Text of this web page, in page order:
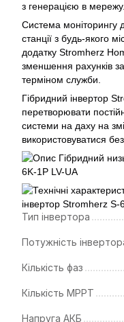
з генерацією в мережу.
Система моніторингу
станції з будь-якого
додатку Stromherz
зменшення рахунків
терміном служби.
Гібридний інвертор
перетворювати
системи на даху на
використовуватися
Тип інвертора
Потужність
Кількість фаз
Кількість МРРТ
Напруга АКБ